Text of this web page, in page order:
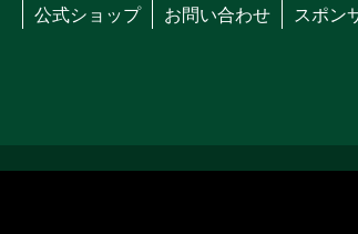
公式ショップ
お問い合わせ スポン